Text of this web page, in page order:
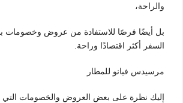
والراحة،
بل أيضًا فرصًا للاستفادة من عروض وخصومات
السفر أكثر اقتصادًا وراحة.
مرسيدس فيانو للمطار
إليك نظرة على بعض العروض والخصومات التي